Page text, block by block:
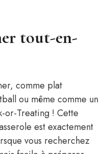
tout-en-
comme plat
ou même comme un
or-Treating ! Cette
est exactement
vous recherchez